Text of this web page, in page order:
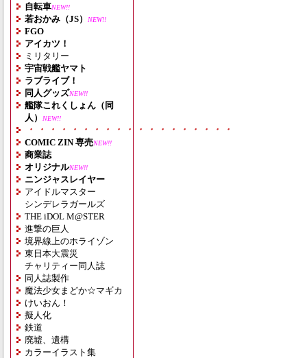
自転車NEW!!
若おかみ（JS） NEW!!
FGO
アイカツ！
ミリタリー
宇宙戦艦ヤマト
ラブライブ！
同人グッズNEW!!
艦隊これくしょん（同
人）
NEW!!
・・・・・・・・・・・・・・・・・・・
COMIC ZIN 専売NEW!!
商業誌
オリジナルNEW!!
ニンジャスレイヤー
アイドルマスター
シンデレラガールズ
THE iDOL M@STER
進撃の巨人
境界線上のホライゾン
東日本大震災
チャリティー同人誌
同人誌製作
魔法少女まどか☆マギカ
けいおん！
擬人化
鉄道
廃墟、遺構
カラーイラスト集